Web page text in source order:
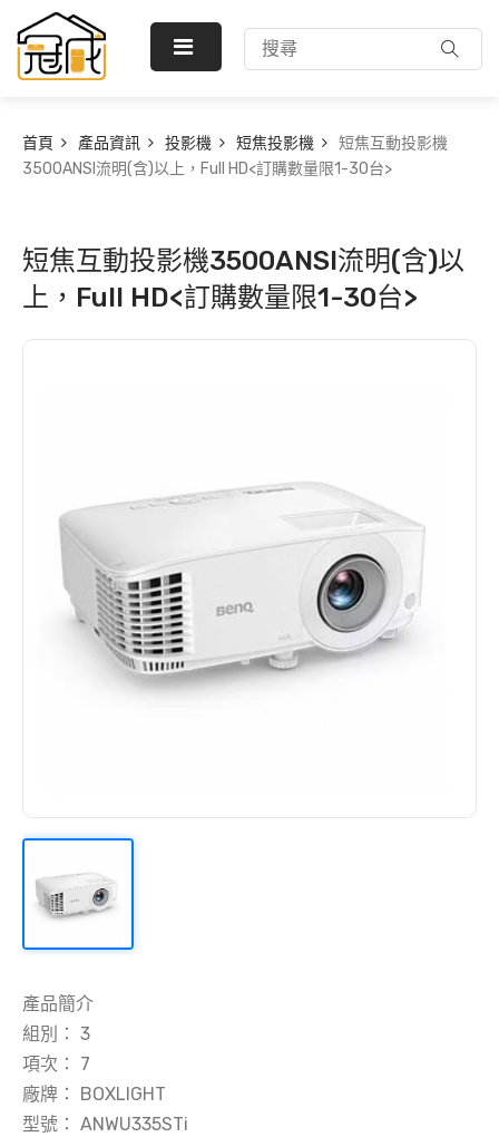
首頁 產品資訊 投影機 短焦投影機
短焦互動投影機
3500ANSI流明(含)以上，Full HD<訂購數量限1-30台>
短焦互動投影機3500ANSI流明(含)以
上，Full HD<訂購數量限1-30台>
產品簡介
組別： 3
項次：
7
廠牌：
BOXLIGHT
型號： ANWU335STi